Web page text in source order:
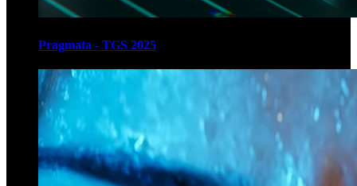
Pragmata - TGS 2025